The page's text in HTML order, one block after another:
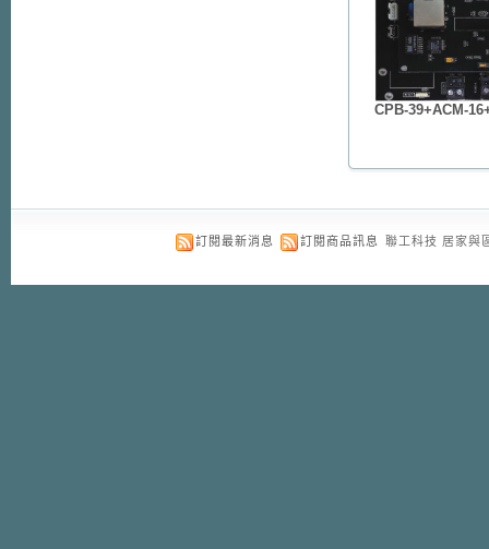
CPB-39+ACM-
訂閱最新消息 訂閱商品訊息 聯工科技 居家